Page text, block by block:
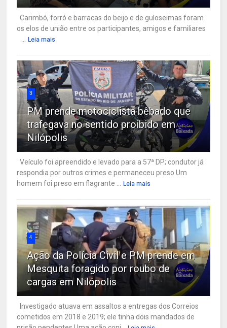
Carimbó, forró e barracas do beijo e de guloseimas foram
os elos de união entre os participantes, amigos e familiares
Leia mais
3
PM prende motociclista bêbado que
trafegava no sentido proibido em
Nilópolis
Veículo foi apreendido e levado para a 57ª DP; condutor já
respondia por outros crimes e permaneceu preso Um
homem foi preso em flagrante ...
Leia mais
4
Ação da Polícia Civil e PM prende em
Mesquita foragido por roubo de
cargas em Nilópolis
Investigado atuava em assaltos a entregas dos Correios
cometidos em 2018 e 2019; ele tinha dois mandados de